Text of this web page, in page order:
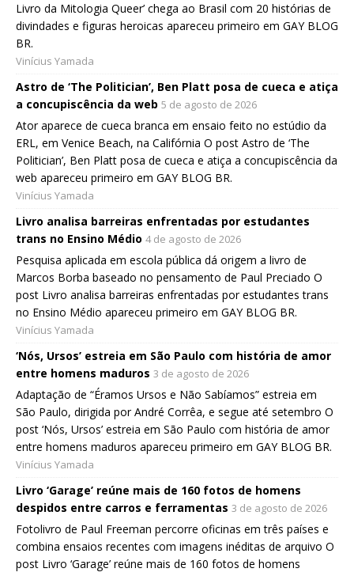
Livro da Mitologia Queer’ chega ao Brasil com 20 histórias de
divindades e figuras heroicas apareceu primeiro em GAY BLOG
BR.
Vinícius Yamada
Astro de ‘The Politician’, Ben Platt posa de cueca e atiça
a concupiscência da web 5 de agosto de 2026
Ator aparece de cueca branca em ensaio feito no estúdio da
ERL, em Venice Beach, na Califórnia O post Astro de ‘The
Politician’, Ben Platt posa de cueca e atiça a concupiscência da
web apareceu primeiro em GAY BLOG BR.
Vinícius Yamada
Livro analisa barreiras enfrentadas por estudantes
trans no Ensino Médio 4 de agosto de 2026
Pesquisa aplicada em escola pública dá origem a livro de
Marcos Borba baseado no pensamento de Paul Preciado O
post Livro analisa barreiras enfrentadas por estudantes trans
no Ensino Médio apareceu primeiro em GAY BLOG BR.
Vinícius Yamada
‘Nós, Ursos’ estreia em São Paulo com história de amor
entre homens maduros 3 de agosto de 2026
Adaptação de “Éramos Ursos e Não Sabíamos” estreia em
São Paulo, dirigida por André Corrêa, e segue até setembro O
post ‘Nós, Ursos’ estreia em São Paulo com história de amor
entre homens maduros apareceu primeiro em GAY BLOG BR.
Vinícius Yamada
Livro ‘Garage’ reúne mais de 160 fotos de homens
despidos entre carros e ferramentas 3 de agosto de 2026
Fotolivro de Paul Freeman percorre oficinas em três países e
combina ensaios recentes com imagens inéditas de arquivo O
post Livro ‘Garage’ reúne mais de 160 fotos de homens